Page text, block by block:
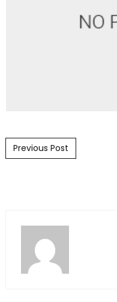
Post navigation
Previous Post